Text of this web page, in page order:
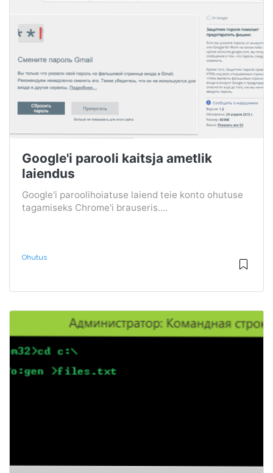
Google'i parooli kaitsja ametlik
laiendus
Google'i paroolihoiatuse laiend teie konto ohutuse
tagamiseks Chrome'i brauseris....
Ohutus